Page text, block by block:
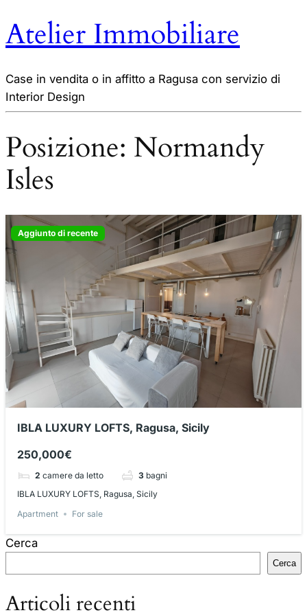
Atelier Immobiliare
Case in vendita o in affitto a Ragusa con servizio di
Interior Design
Posizione: Normandy
Isles
Aggiunto di recente
IBLA LUXURY LOFTS, Ragusa, Sicily
250,000€
2 camere da letto 3 bagni
IBLA LUXURY LOFTS, Ragusa, Sicily
Apartment
For sale
Cerca
Cerca
Articoli recenti